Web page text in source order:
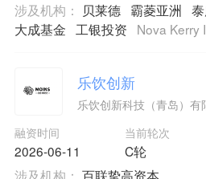
涉及机构： 贝莱德 霸菱亚洲
大成基金
工银投资 Nova Kerry
乐饮创新
乐饮创新科技（青岛）有
融资时间
2026-06-11
当前轮次
C轮
涉及机构： 百联挚高资本